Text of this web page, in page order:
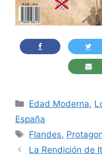
Categorías
Edad Moderna,
España
Etiquetas
Flandes,
La Rendición de